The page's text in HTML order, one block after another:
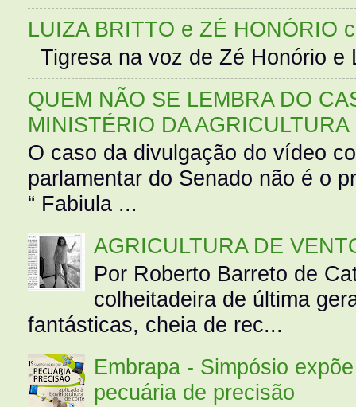
LUIZA BRITTO e ZÉ HONÓRIO
Tigresa na voz de Zé Honório
QUEM NÃO SE LEMBRA DO
MINISTÉRIO DA AGRICULTURA
O caso da divulgação do vídeo
parlamentar do Senado não é o
“ Fabiula ...
AGRICULTURA DE
Por Roberto Barreto de
colheitadeira de última
fantásticas, cheia de rec...
Embrapa - Simpósio
pecuária de precisão